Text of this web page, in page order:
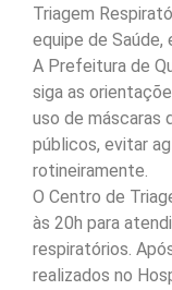
Triagem
equipe de Saúde,
A Prefeitura de
siga as
uso de máscaras
públicos, evitar
rotineiramente.
O Centro de
às 20h para
respiratórios.
realizados no